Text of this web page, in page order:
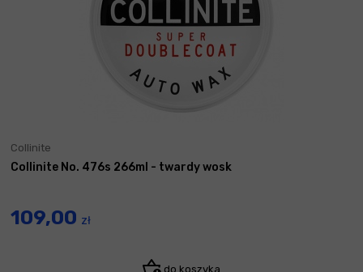
Collinite
Collinite No. 476s 266ml - twardy wosk
109,00 zł
do koszyka